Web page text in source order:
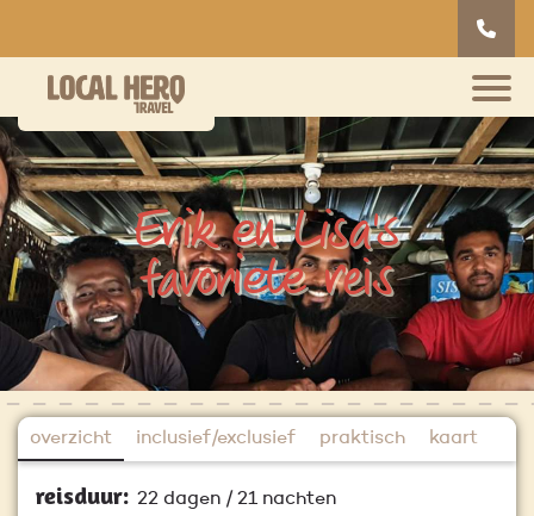
Erik en Lisa's
favoriete reis
overzicht inclusief/exclusief praktisch kaart
reisduur: 22 dagen / 21 nachten